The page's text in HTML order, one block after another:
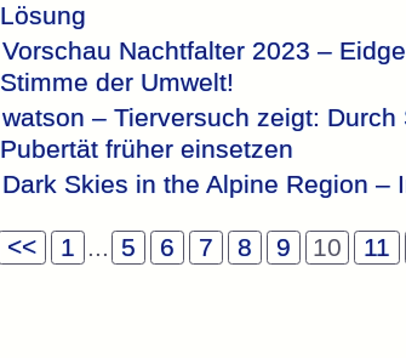
Lösung
Vorschau Nachtfalter 2023 –
Stimme der Umwelt!
watson – Tierversuch zeigt:
Pubertät früher einsetzen
Dark Skies in the Alpine Region –
<< 1 ... 5 6 7 8 9 10 11